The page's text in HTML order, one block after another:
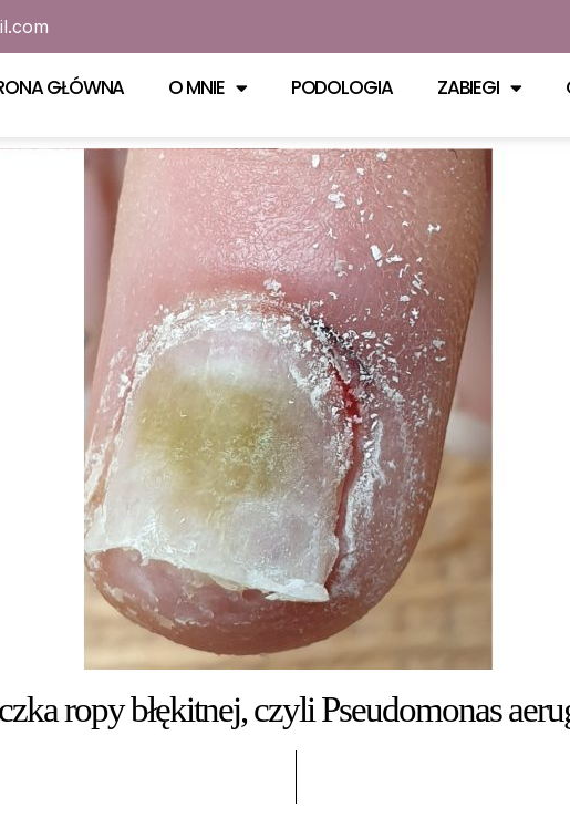
GŁÓWNA O MNIE PODOLOGIA ZABIEGI
ropy błękitnej, czyli Pseudomonas